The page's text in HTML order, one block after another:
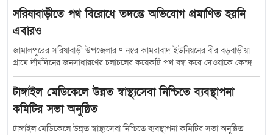
সরিষাবাড়ীতে পথ বিরোধে তদন্তে অভিযোগ প্রমাণিত হয়নি
এবারও
জামালপুরের সরিষাবাড়ী উপজেলার ৭ নম্বর কামরাবাদ ইউনিয়নের বীর বড়বাড়ীয়া
গ্রামে দীর্ঘদিনের জনসাধারণের চলাচলের কয়েকটি পথ বন্ধ করে দেওয়াকে কেন্দ্র
করে সৃষ্ট বিরোধে নতুন মোড় নিয়েছে। সরকারি তদন্তে অভিযোগকারীর উত্থাপিত
অভিযোগের সত্যতা না মেলায় বিষয়টি এখন আলোচনার কেন্দ্রবিন্দুতে। এরই মধ্যে
প্রশাসনের উদ্যোগে ডাকা সমঝোতা বৈঠকে অভিযোগকারী পক্ষের অনুপস্থিতি
ঘটনাকে আরও রহস্যময় করে তুলেছে। স্থানীয়দের অভিযোগ, গ্রামের মৃত মোস্তান
আনোয়ারী (সাবেক কাজী)-এর স্ত্রী মনোয়ারা চৌধুরী ও মেয়ে বিলকিস আনোয়ারী
টাঙ্গাইল মেডিকেলে উন্নত স্বাস্থ্যসেবা নিশ্চিতে ব্যবস্থাপনা
কমিটির সভা অনুষ্ঠিত
টাঙ্গাইল মেডিকেলে উন্নত স্বাস্থ্যসেবা নিশ্চিতে ব্যবস্থাপনা কমিটির সভা অনুষ্ঠিত